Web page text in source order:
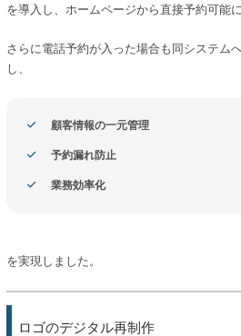
を導入し、ホームページから直接予約可能に
さらに電話予約が入った場合も同システム
し、
顧客情報の一元管理
予約漏れ防止
業務効率化
を実現しました。
ロゴのデジタル再制作